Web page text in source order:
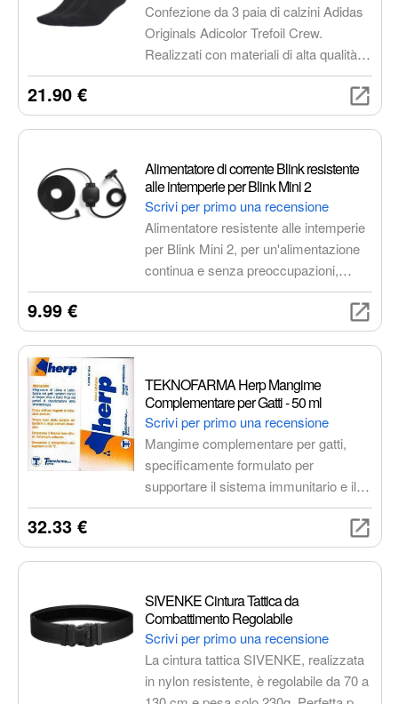
Confezione da 3 paia di calzini Adidas
Originals Adicolor Trefoil Crew.
Realizzati con materiali di alta qualità,
presentano il logo iconico Adidas
elasticizzati per una vestibilità sicura e
media versatile.
21.90 €
Alimentatore di corrente Blink resistente
alle intemperie per Blink Mini 2
Scrivi per primo una recensione
Alimentatore resistente alle intemperie
per Blink Mini 2, per un'alimentazione
continua e senza preoccupazioni,
anche in ambienti esterni. Facile da
installare e progettato per resistere a
pioggia, neve e sole.
9.99 €
TEKNOFARMA Herp Mangime
Complementare per Gatti - 50 ml
Scrivi per primo una recensione
Mangime complementare per gatti,
specificamente formulato per
supportare il sistema immunitario e il
benessere generale del tuo felino.
pratico flacone da 50 ml.
32.33 €
SIVENKE Cintura Tattica da
Combattimento Regolabile
Scrivi per primo una recensione
La cintura tattica SIVENKE, realizzata
in nylon resistente, è regolabile da 70 a